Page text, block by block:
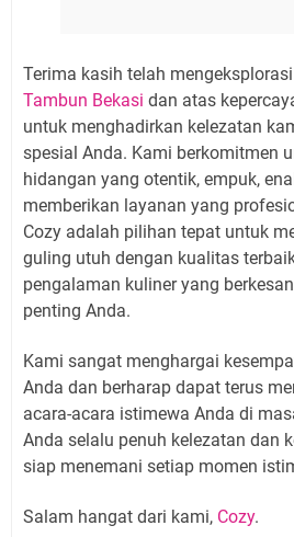
Terima kasih telah mengeksplorasi
Tambun Bekasi dan atas
untuk menghadirkan kelezatan
spesial Anda. Kami berkomitmen
hidangan yang otentik, empuk,
memberikan layanan yang
Cozy adalah pilihan tepat untuk
guling utuh dengan kualitas
pengalaman kuliner yang
penting Anda.
Kami sangat menghargai
Anda dan berharap dapat terus
acara-acara istimewa Anda di
Anda selalu penuh kelezatan dan
siap menemani setiap momen
Salam hangat dari kami, Cozy.